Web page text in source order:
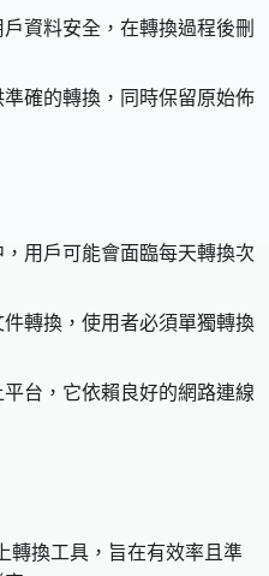
資料安全，在轉換過程後刪
確的轉換，同時保留原始佈
用戶可能會面臨每天轉換次
轉換，使用者必須單獨轉換
台，它依賴良好的網路連線
轉換工具，旨在有效率且準